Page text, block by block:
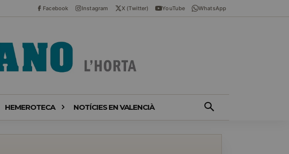
Facebook Instagram X (Twitter) YouTube WhatsApp
HEMEROTECA NOTÍCIES EN VALENCIÀ